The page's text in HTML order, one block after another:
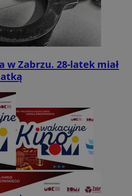
w Zabrzu. 28-latek miał